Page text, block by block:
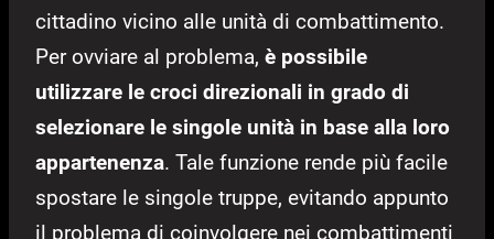
cittadino vicino alle unità di combattimento.
Per ovviare al problema, è possibile
utilizzare le croci direzionali in grado di
selezionare le singole unità in base alla loro
appartenenza. Tale funzione rende più facile
spostare le singole truppe, evitando appunto
il problema di coinvolgere nei combattimenti